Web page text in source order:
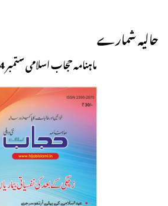
حالیہ شمارے
ماہنامہ حجاب اسلامی ستمبر 2024